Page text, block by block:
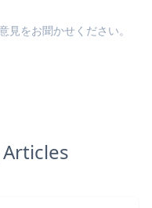
見をお聞かせください。